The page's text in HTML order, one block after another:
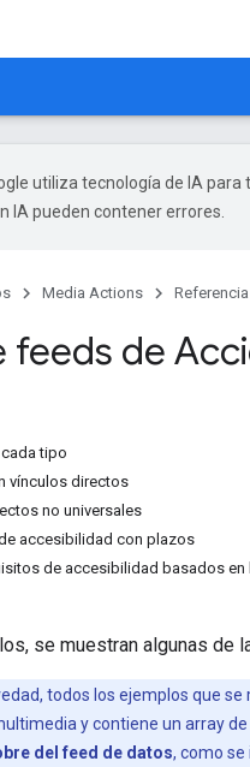
utiliza tecnología de IA
IA pueden contener errores.
Media Actions Referencia
feeds de
cada tipo
vínculos directos
no universales
accesibilidad con plazos
de accesibilidad basados
se muestran algunas
todos los ejemplos que
y contiene un array
del feed de datos, como se